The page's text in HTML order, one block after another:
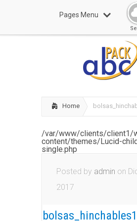
Pages Menu
Home
/var/www/clients/client1/
content/themes/Lucid-
single.php
Posted by admin on
2017